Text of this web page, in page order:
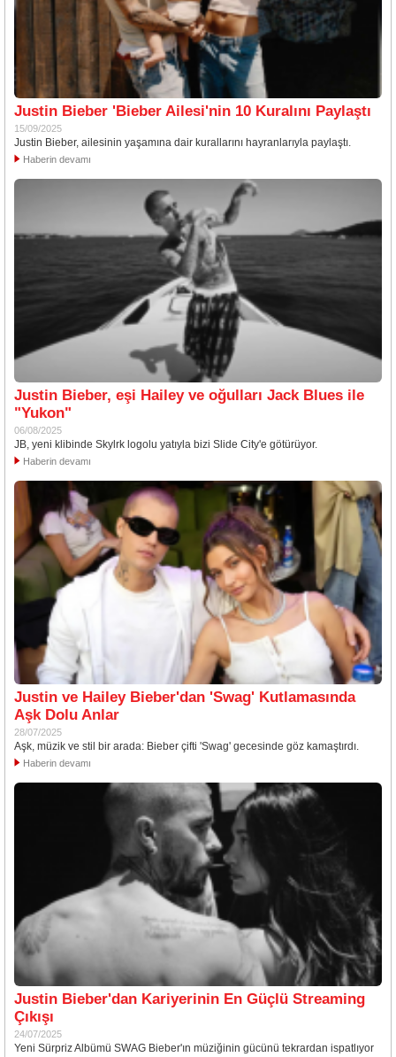
Justin Bieber 'Bieber Ailesi'nin 10 Kuralını Paylaştı
15/09/2025
Justin Bieber, ailesinin yaşamına dair kurallarını hayranlarıyla paylaştı.
Haberin devamı
Justin Bieber, eşi Hailey ve oğulları Jack Blues ile
"Yukon"
06/08/2025
JB, yeni klibinde Skylrk logolu yatıyla bizi Slide City'e götürüyor.
Haberin devamı
Justin ve Hailey Bieber'dan 'Swag' Kutlamasında
Aşk Dolu Anlar
28/07/2025
Aşk, müzik ve stil bir arada: Bieber çifti 'Swag' gecesinde göz kamaştırdı.
Haberin devamı
Justin Bieber'dan Kariyerinin En Güçlü Streaming
Çıkışı
24/07/2025
Yeni Sürpriz Albümü SWAG Bieber'ın müziğinin gücünü tekrardan ispatlıyor